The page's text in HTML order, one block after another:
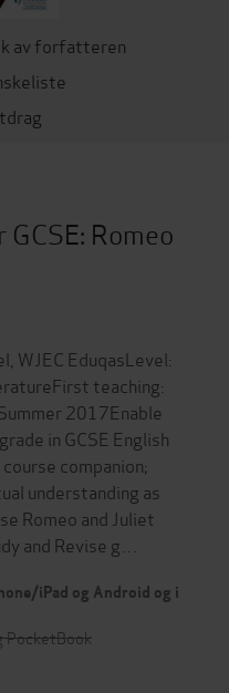
av forfatteren
Romeo
WJEC EduqasLevel:
teaching:
2017Enable
in GCSE English
companion;
understanding as
Romeo and Juliet
and Revise g…
iPad og Android og i
PocketBook